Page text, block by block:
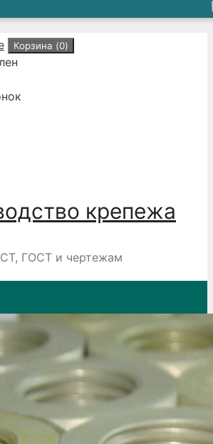
Корзина (0)
крепежа
ГОСТ и чертежам